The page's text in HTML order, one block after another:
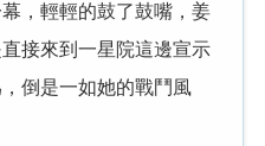
輕輕的鼓了鼓嘴，姜
接來到一星院這邊宣示
倒是一如她的戰鬥風